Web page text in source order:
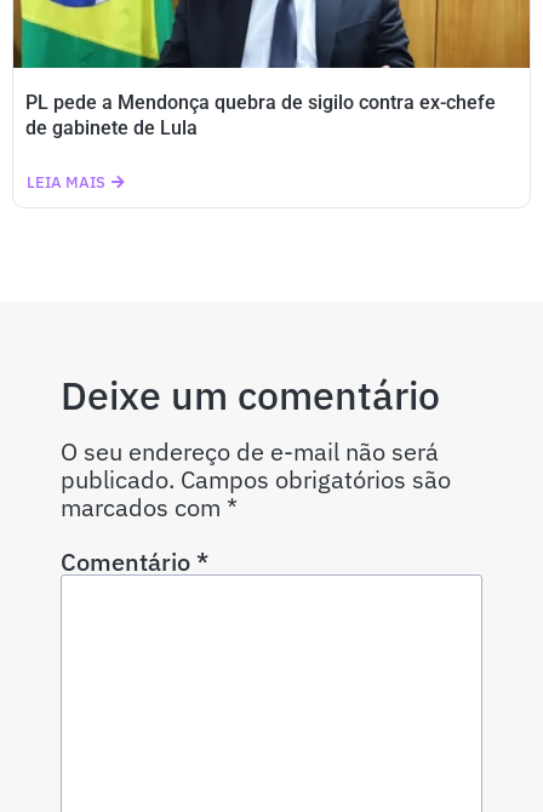
PL pede a Mendonça quebra de sigilo contra ex-chefe
de gabinete de Lula
LEIA MAIS
Deixe um comentário
O seu endereço de e-mail não será
publicado. Campos obrigatórios são
marcados com *
Comentário*